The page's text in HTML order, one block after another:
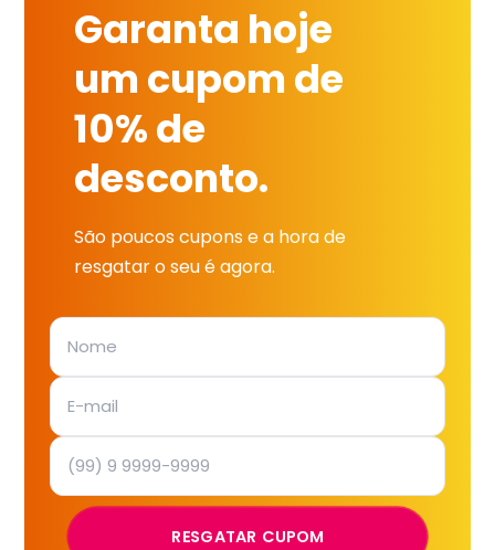
Garanta hoje
um cupom de
10% de
desconto.
São poucos cupons e a hora de
resgatar o seu é agora.
RESGATAR CUPOM